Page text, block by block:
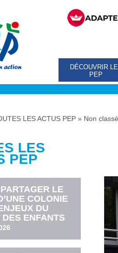
DÉCOUVRIR
PEP
LES ACTUS PEP » Non classé
LES
PEP
LE
COLONIE
DU
DES ENFANTS